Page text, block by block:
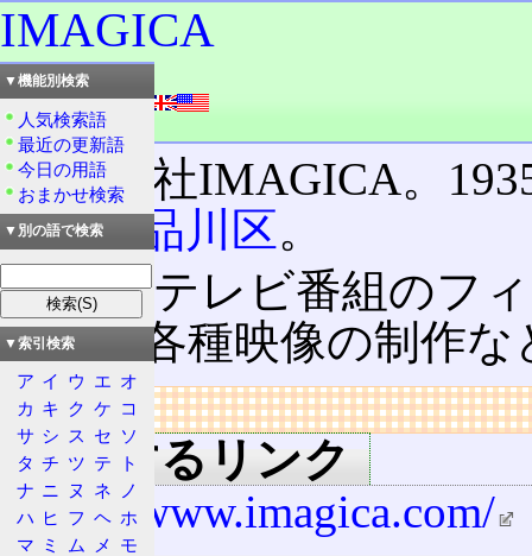
IMAGICA
読み：イマジカ
外語：IMAGICA
品詞：会社名
株式会社IMAGICA。
東京都品川区。
映画やテレビ番組のフ
含めた各種映像の制作な
リンク
関連するリンク
http://www.imagica.com/
▼機能別検索
人気検索語
最近の更新語
今日の用語
おまかせ検索
▼別の語で検索
▼索引検索
ア イ ウ エ オ
カ キ ク ケ コ
サ シ ス セ ソ
タ チ ツ テ
ト
ナ ニ ヌ ネ
ノ
ハ ヒ フ ヘ ホ
マ ミ ム メ
モ